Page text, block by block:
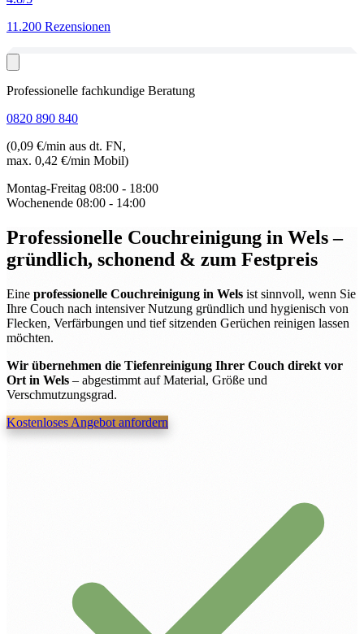
11.200 Rezensionen
Professionelle fachkundige Beratung
0820 890 840
(0,09 €/min aus dt. FN,
max. 0,42 €/min Mobil)
Montag-Freitag 08:00 - 18:00
Wochenende 08:00 - 14:00
Professionelle Couchreinigung in Wels–
gründlich, schonend & zum Festpreis
Eine professionelle Couchreinigung in Wels ist sinnvoll, wenn Sie
Ihre Couch nach intensiver Nutzung gründlich und hygienisch von
Flecken, Verfärbungen und tief sitzenden Gerüchen reinigen lassen
möchten.
Wir übernehmen die Tiefenreinigung Ihrer Couch direkt vor
Ort in Wels– abgestimmt auf Material, Größe und
Verschmutzungsgrad.
Kostenloses Angebot anfordern